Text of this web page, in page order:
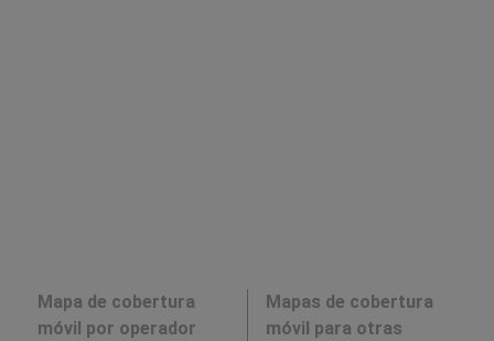
Mapa de cobertura
móvil por operador
Mapas de cobertura
móvil para otras